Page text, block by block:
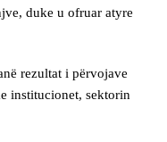
duke u ofruar atyre
rezultat i përvojave
institucionet, sektorin